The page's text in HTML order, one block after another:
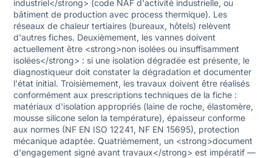
industriel</strong> (code NAF d'activité industrielle, ou
bâtiment de production avec process thermique). Les
réseaux de chaleur tertiaires (bureaux, hôtels) relèvent
d'autres fiches. Deuxièmement, les vannes doivent
actuellement être <strong>non isolées ou insuffisamment
isolées</strong> : si une isolation dégradée est présente, le
diagnostiqueur doit constater la dégradation et documenter
l'état initial. Troisièmement, les travaux doivent être réalisés
conformément aux prescriptions techniques de la fiche :
matériaux d'isolation appropriés (laine de roche, élastomère,
mousse silicone selon la température), épaisseur conforme
aux normes (NF EN ISO 12241, NF EN 15695), protection
mécanique adaptée. Quatrièmement, un <strong>document
d'engagement signé avant travaux</strong> est impératif —